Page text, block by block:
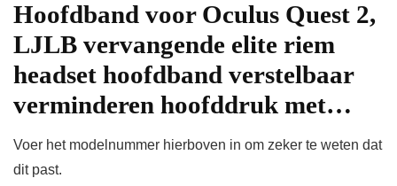
Hoofdband voor Oculus Quest 2,
LJLB vervangende elite riem
headset hoofdband verstelbaar
verminderen hoofddruk met…
Voer het modelnummer hierboven in om zeker te weten dat
dit past.